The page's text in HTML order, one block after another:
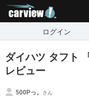
ログイン
ダイハツ タフト
レビュー
500Pっ。 さん